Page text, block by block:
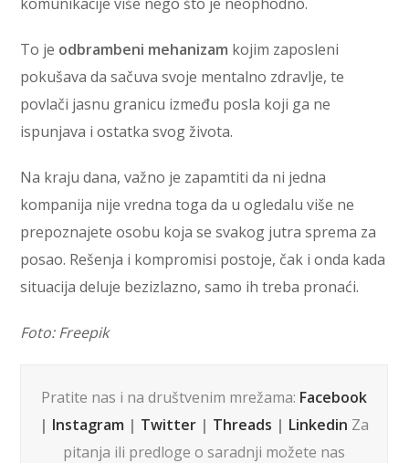
To je odbrambeni mehanizam kojim zaposleni
pokušava da sačuva svoje mentalno zdravlje, te
povlači jasnu granicu između posla koji ga ne
ispunjava i ostatka svog života.
Na kraju dana, važno je zapamtiti da ni jedna
kompanija nije vredna toga da u ogledalu više ne
prepoznajete osobu koja se svakog jutra sprema za
posao. Rešenja i kompromisi postoje, čak i onda kada
situacija deluje bezizlazno, samo ih treba pronaći.
Foto: Freepik
Pratite nas i na društvenim mrežama: Facebook
| Instagram | Twitter | Threads | Linkedin Za
pitanja ili predloge o saradnji možete nas